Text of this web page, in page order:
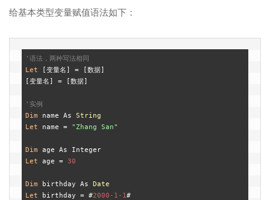
给基本类型变量赋值语法如下：
'语法，两种写法相同
Let [变量名] = [数据]
[变量名] = [数据]
'实例
Dim name As String
Let name = "Zhang San"
Dim
age As Integer
Let age = 30
Dim birthday As Date
Let birthday = #2000 -1 -1 #